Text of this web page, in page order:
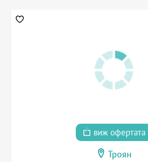
виж офертата
Троян